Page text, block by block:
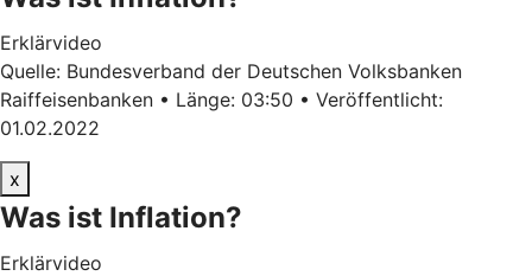
Erklärvideo
Quelle: Bundesverband der Deutschen Volksbanken
Raiffeisenbanken • Länge: 03:50 • Veröffentlicht:
01.02.2022
x
Was ist Inflation?
Erklärvideo